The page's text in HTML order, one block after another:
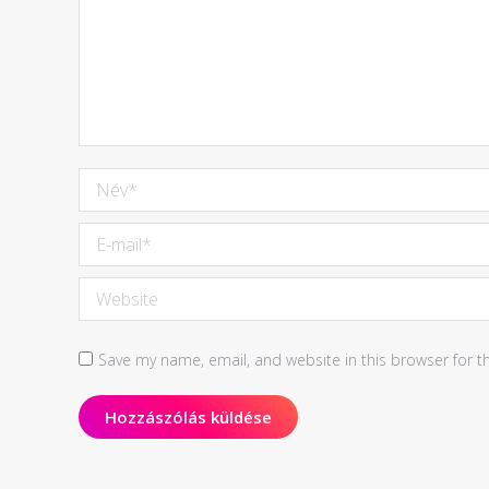
Név *
E-mail *
Website
Save my name, email, and website in this browser for
Hozzászólás küldése